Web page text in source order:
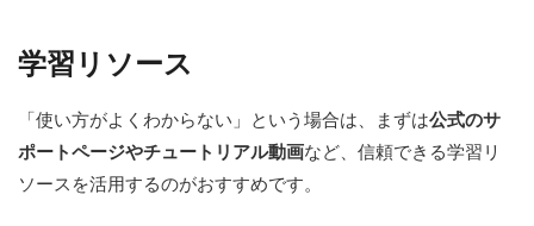
学習リソース
「使い方がよくわからない」という場合は、まずは公式のサ
ポートページやチュートリアル動画など、信頼できる学習リ
ソースを活用するのがおすすめです。